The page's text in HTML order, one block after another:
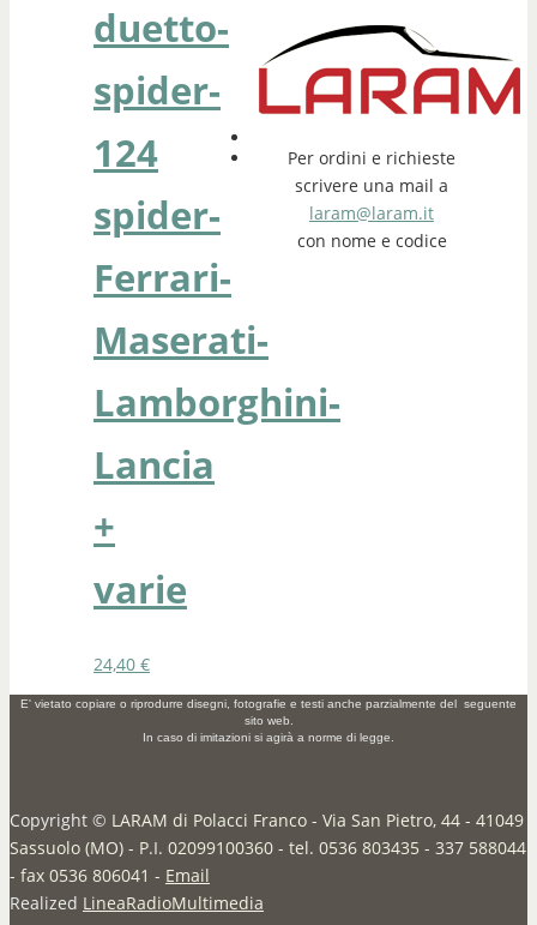
duetto-
spider-
124
spider-
Ferrari-
Maserati-
Lamborghini-
Lancia
+
varie
24,40 €
Per ordini e richieste
scrivere una mail a
laram@laram.it
con nome e codice
E' vietato copiare o riprodurre disegni, fotografie e testi anche parzialmente del seguente
sito web.
In caso di imitazioni si agirà a norme di legge.
Copyright © LARAM di Polacci Franco - Via San Pietro, 44 - 41049
Sassuolo (MO) - P.I. 02099100360 - tel. 0536 803435 - 337 588044
- fax 0536 806041 - Email
Realized LineaRadioMultimedia